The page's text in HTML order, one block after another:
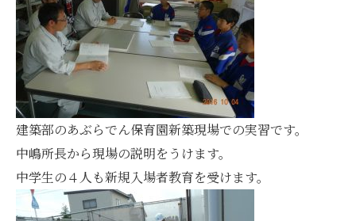
建築部のあぶらでん保育園新築現場での実習です。
中嶋所長から現場の説明をうけます。
中学生の４人も新規入場者教育を受けます。